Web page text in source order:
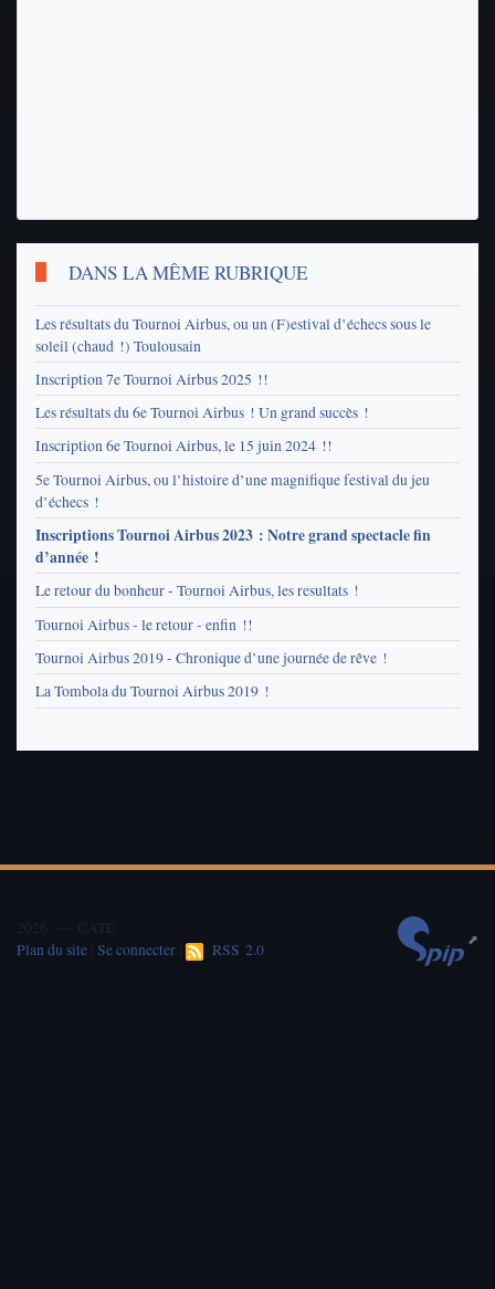
DANS LA MÊME RUBRIQUE
Les résultats du Tournoi Airbus, ou un (F)estival d’échecs sous le
soleil (chaud !) Toulousain
Inscription 7e Tournoi Airbus 2025 !!
Les résultats du 6e Tournoi Airbus ! Un grand succès !
Inscription 6e Tournoi Airbus, le 15 juin 2024 !!
5e Tournoi Airbus, ou l’histoire d’une magnifique festival du jeu
d’échecs !
Inscriptions Tournoi Airbus 2023 : Notre grand spectacle fin
d’année !
Le retour du bonheur - Tournoi Airbus, les resultats !
Tournoi Airbus - le retour - enfin !!
Tournoi Airbus 2019 - Chronique d’une journée de rêve !
La Tombola du Tournoi Airbus 2019 !
Plan du site Se connecter RSS 2.0